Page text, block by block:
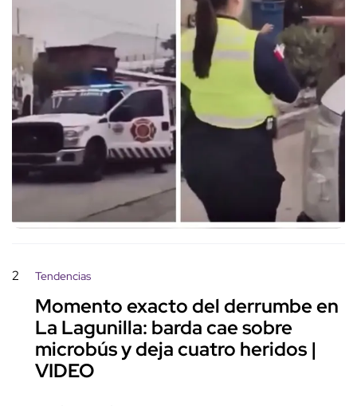
2 Tendencias
Momento exacto del derrumbe en
La Lagunilla: barda cae sobre
microbús y deja cuatro heridos |
VIDEO